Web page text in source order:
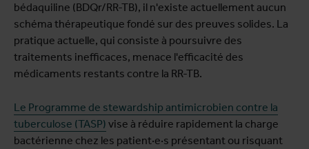
bédaquiline (BDQr/RR-TB), il n'existe actuellement aucun
schéma thérapeutique fondé sur des preuves solides. La
pratique actuelle, qui consiste à poursuivre des
traitements inefficaces, menace l'efficacité des
médicaments restants contre la RR-TB.
Le Programme de stewardship antimicrobien contre la
tuberculose (TASP) vise à réduire rapidement la charge
bactérienne chez les patient·e·s présentant ou risquant